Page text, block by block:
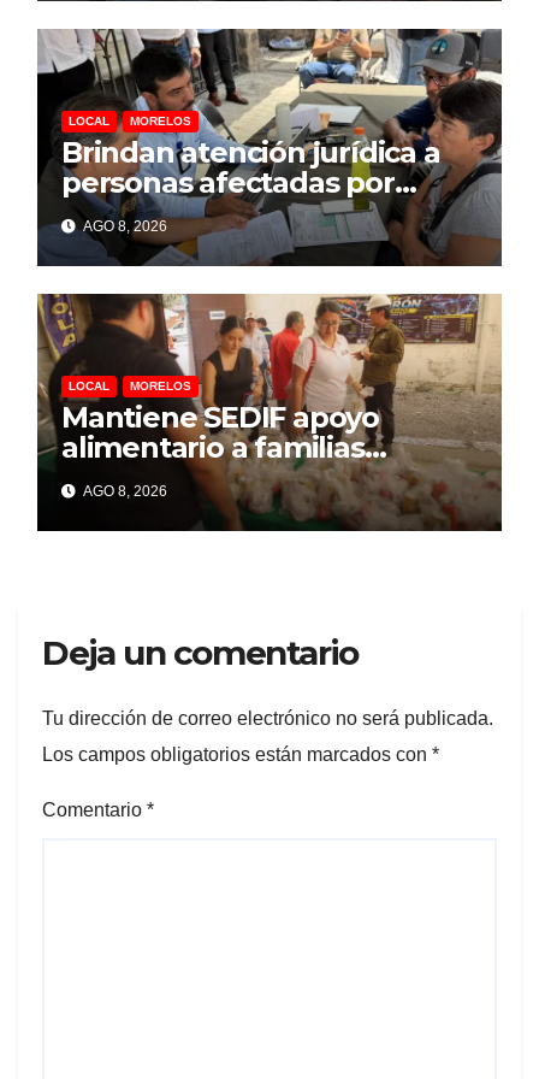
LOCAL MORELOS
Brindan atención jurídica a
personas afectadas por
explosión de pipa en Las
Granjas
AGO 8, 2026
LOCAL MORELOS
Mantiene SEDIF apoyo
alimentario a familias
afectadas por explosión en
Las Granjas
AGO 8, 2026
Deja un comentario
Tu dirección de correo electrónico no será publicada.
Los campos obligatorios están marcados con *
Comentario *